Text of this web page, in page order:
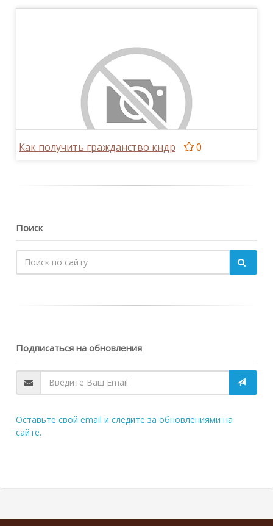
Как получить гражданство кндр 0
Поиск
Подписаться на обновления
Оставьте свой email и следите за обновлениями на
сайте.